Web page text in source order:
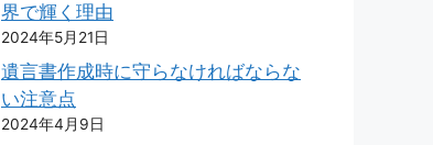
界で輝く理由
2024年5月21日
遺言書作成時に守らなければならな
い注意点
2024年4月9日